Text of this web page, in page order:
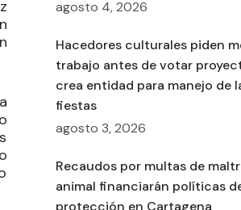
agosto 4, 2026
Hacedores culturales piden
trabajo antes de votar
crea entidad para manejo de
fiestas
agosto 3, 2026
Recaudos por multas de
animal financiarán políticas
protección en Cartagena